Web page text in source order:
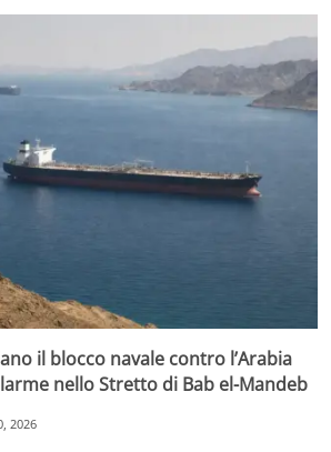
il blocco navale contro l’Arabia
nello Stretto di Bab el-Mandeb
2026